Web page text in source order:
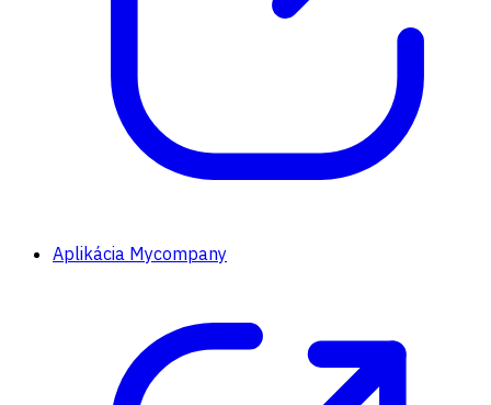
Aplikácia Mycompany